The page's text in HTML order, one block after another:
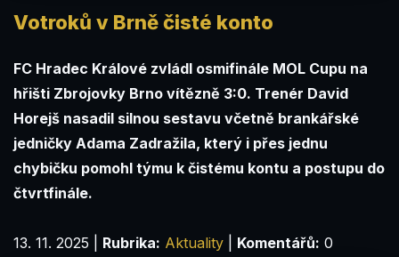
Votroků v Brně čisté konto
FC Hradec Králové zvládl osmifinále MOL Cupu na
hřišti Zbrojovky Brno vítězně 3:0. Trenér David
Horejš nasadil silnou sestavu včetně brankářské
jedničky Adama Zadražila, který i přes jednu
chybičku pomohl týmu k čistému kontu a postupu do
čtvrtfinále.
13. 11. 2025 Rubrika: Aktuality Komentářů: 0